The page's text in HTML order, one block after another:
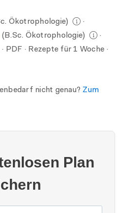
Ökotrophologie)
·
(B.Sc. Ökotrophologie)
·
· PDF · Rezepte für 1 Woche ·
nicht genau? Zum